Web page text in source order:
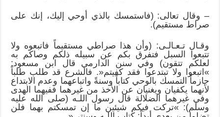
– وقال تعالى: (فاستمسك بالذي أوحي إليك، إنك على
صراط مستقيم).
وقـال تـعـالـى: (وأن هذا صراطي مستقيماً فاتبعوه ولا
تتبعوا السبل فتفرق بكم عن سبيله ذلكم وصاكم به
لعلكم تتقون) وفي سنن الدارمي قال ابن مسعود:
»اتبعوا ولا تبتدعوا فقد كفيتم«. فالشرع قد طلب طلباً
جازماً التمسك بالوحي كتاباً وسنةً واتباعهما وعدم الابتداع
لأنهما يكفيان ويغنيان عن الأخذ من غيرهما ففيهما الهدى
وفي غيرهما الضلالة قال رسول اللـه (صلى الله عليه
وسلم): »تركت فيكم شيئين ما إن تمسكتم بهما فلن